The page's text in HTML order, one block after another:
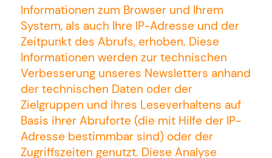
Informationen zum Browser und Ihrem
System, als auch Ihre IP-Adresse und der
Zeitpunkt des Abrufs, erhoben. Diese
Informationen werden zur technischen
Verbesserung unseres Newsletters anhand
der technischen Daten oder der
Zielgruppen und ihres Leseverhaltens auf
Basis ihrer Abruforte (die mit Hilfe der IP-
Adresse bestimmbar sind) oder der
Zugriffszeiten genutzt. Diese Analyse